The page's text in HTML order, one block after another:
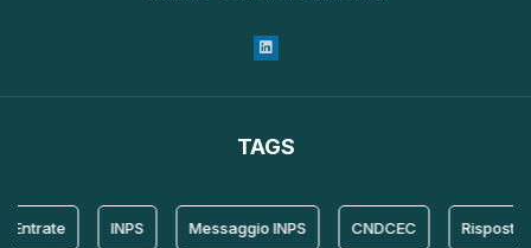
TAGS
Messaggio INPS CNDCEC Risposta